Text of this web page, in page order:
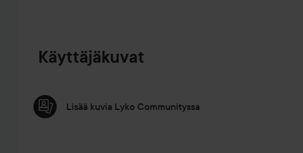
Käyttäjäkuvat
Lisää kuvia Lyko Communityssa